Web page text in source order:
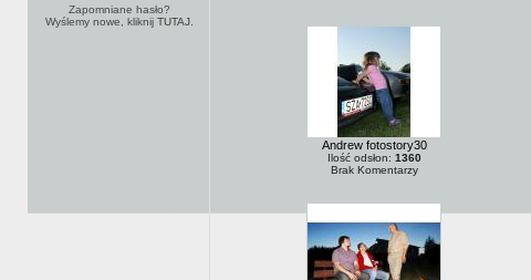
Zapomniane hasło?
Wyślemy nowe, kliknij TUTAJ.
Andrew fotostory30
Ilość odsłon: 1360
Brak Komentarzy